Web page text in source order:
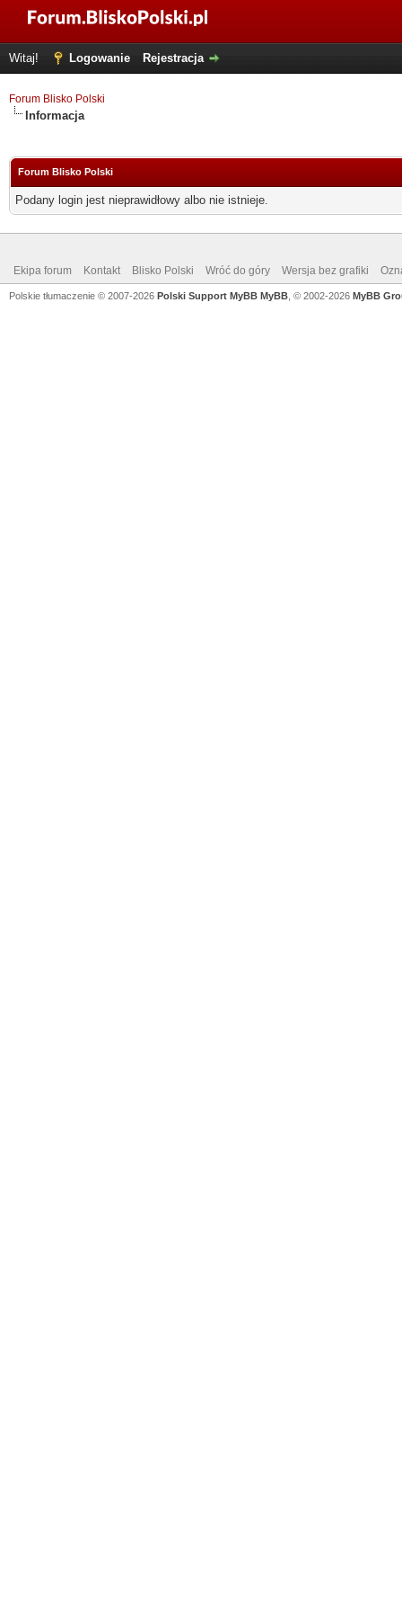
Witaj! Logowanie Rejestracja
Forum Blisko Polski
Informacja
Forum Blisko Polski
Podany login jest nieprawidłowy albo nie istnieje.
Ekipa forum Kontakt Blisko Polski Wróć do góry Wersja bez grafiki
Polskie tłumaczenie © 2007-2026 Polski Support MyBB MyBB , © 2002-2026 MyBB